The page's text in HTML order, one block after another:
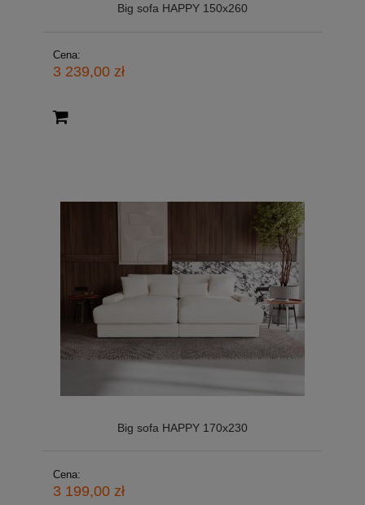
Big sofa HAPPY 150x260
Cena:
3 239,00 zł
Big sofa HAPPY 170x230
Cena:
3 199,00 zł